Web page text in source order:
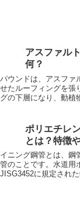
アスファル
何？
ウンドは、アスファ
たルーフィングを張
の下層になり、動植
コンパウンドは重要
なります。 この状態
に対するライフサイク
必要で、特に目視で
ポリエチレ
とは？特徴
ニング鋼管とは、鋼
のことです。水道用
に規定され